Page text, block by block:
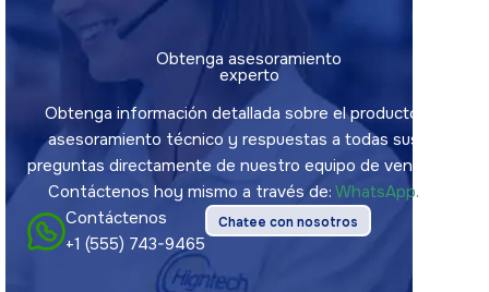
Obtenga asesoramiento
experto
Obtenga información detallada sobre el producto,
asesoramiento técnico y respuestas a todas sus
preguntas directamente de nuestro equipo de ventas.
Contáctenos hoy mismo a través de:WhatsApp.
Contáctenos
+1 (555) 743-9465
Chatee con nosotros